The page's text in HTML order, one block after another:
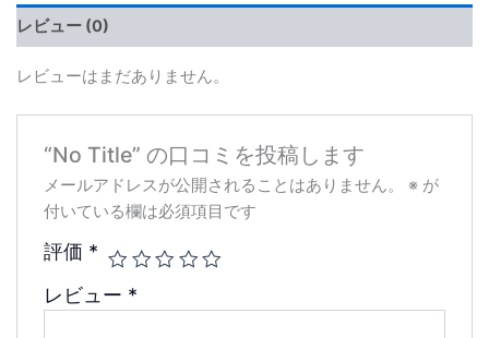
レビュー (0)
レビューはまだありません。
“No Title” の口コミを投稿します
メールアドレスが公開されることはありません。 ※ が
付いている欄は必須項目です
評価 *
レビュー *